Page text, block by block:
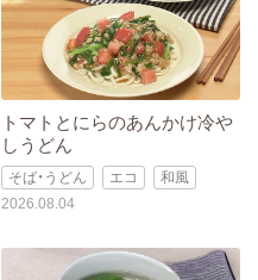
トマトとにらのあんかけ冷や
しうどん
そば・うどん エコ
和風
2026.08.04